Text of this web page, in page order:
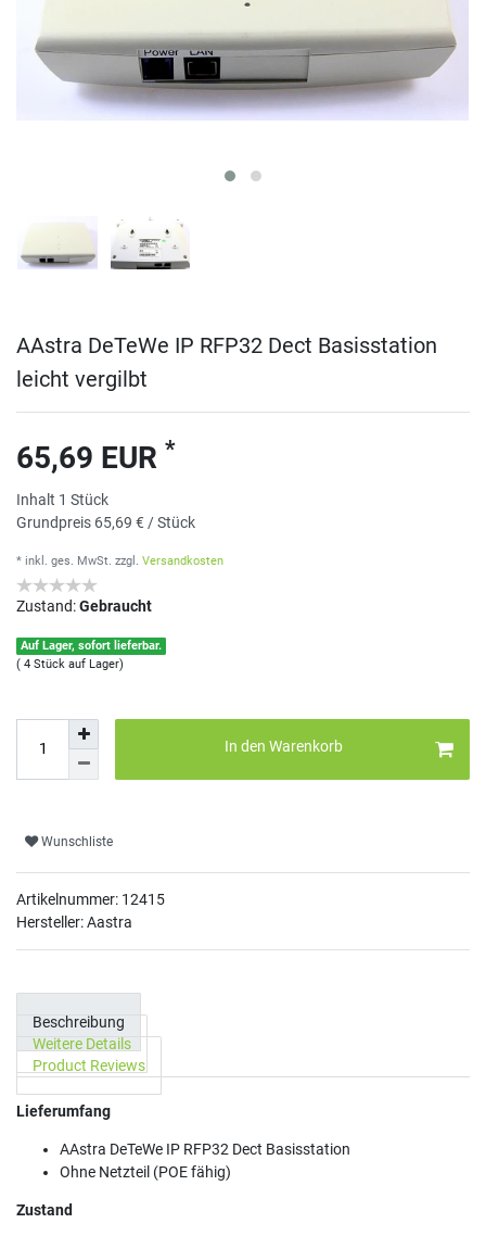
AAstra DeTeWe IP RFP32 Dect Basisstation
leicht vergilbt
65,69 EUR *
Inhalt 1 Stück
Grundpreis 65,69 € / Stück
* inkl. ges. MwSt. zzgl. Versandkosten
Zustand:Gebraucht
Auf Lager, sofort lieferbar.
( 4 Stück auf Lager)
In den Warenkorb
Wunschliste
Artikelnummer: 12415
Hersteller: Aastra
Beschreibung
Weitere Details
Product Reviews
Lieferumfang
AAstra DeTeWe IP RFP32 Dect Basisstation
Ohne Netzteil (POE fähig)
Zustand